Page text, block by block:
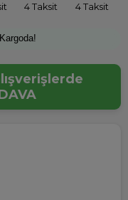
4 Taksit 4 Taksit
Kargoda!